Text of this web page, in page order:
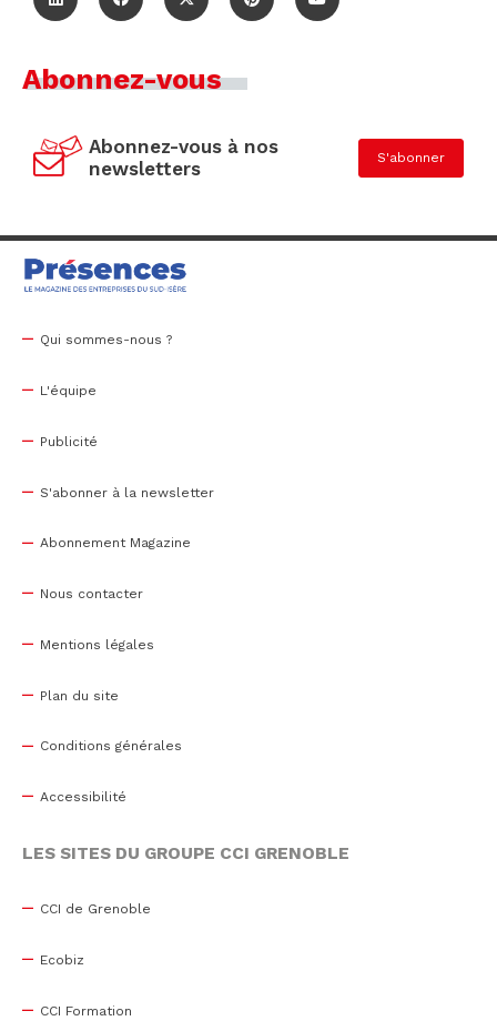
Abonnez-vous
Abonnez-vous à nos
newsletters
S'abonner
Qui sommes-nous ?
L'équipe
Publicité
S'abonner à la newsletter
Abonnement Magazine
Nous contacter
Mentions légales
Plan du site
Conditions générales
Accessibilité
LES SITES DU GROUPE CCI GRENOBLE
CCI de Grenoble
Ecobiz
CCI Formation